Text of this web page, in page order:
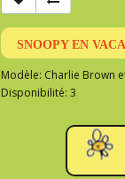
SNOOPY EN
Modèle: Charlie Brown
Disponibilité: 3